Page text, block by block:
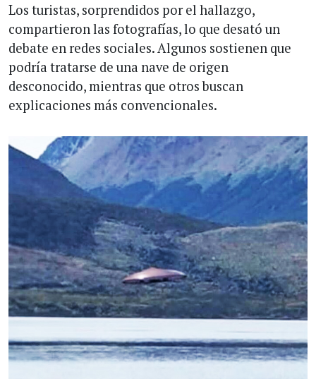
Los turistas, sorprendidos por el hallazgo,
compartieron las fotografías, lo que desató un
debate en redes sociales. Algunos sostienen que
podría tratarse de una nave de origen
desconocido, mientras que otros buscan
explicaciones más convencionales.